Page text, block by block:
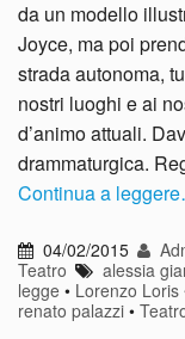
da un modello
Joyce, ma poi
strada autonoma,
nostri luoghi e ai
d’animo attuali.
drammaturgica.
Continua a
04/02/2015
Teatro
alessia
legge • Lorenzo Loris
renato palazzi •